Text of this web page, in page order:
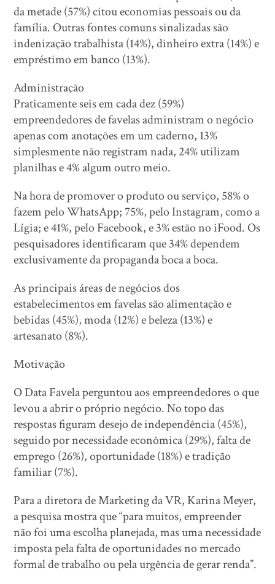
da metade (57%) citou economias pessoais ou da
família. Outras fontes comuns sinalizadas são
indenização trabalhista (14%), dinheiro extra (14%) e
empréstimo em banco (13%).
Administração
Praticamente seis em cada dez (59%)
empreendedores de favelas administram o negócio
apenas com anotações em um caderno, 13%
simplesmente não registram nada, 24% utilizam
planilhas e 4% algum outro meio.
Na hora de promover o produto ou serviço, 58% o
fazem pelo WhatsApp; 75%, pelo Instagram, como a
Lígia; e 41%, pelo Facebook, e 3% estão no iFood. Os
pesquisadores identificaram que 34% dependem
exclusivamente da propaganda boca a boca.
As principais áreas de negócios dos
estabelecimentos em favelas são alimentação e
bebidas (45%), moda (12%) e beleza (13%) e
artesanato (8%).
Motivação
O Data Favela perguntou aos empreendedores o que
levou a abrir o próprio negócio. No topo das
respostas figuram desejo de independência (45%),
seguido por necessidade econômica (29%), falta de
emprego (26%), oportunidade (18%) e tradição
familiar (7%).
Para a diretora de Marketing da VR, Karina Meyer,
a pesquisa mostra que “para muitos, empreender
não foi uma escolha planejada, mas uma necessidade
imposta pela falta de oportunidades no mercado
formal de trabalho ou pela urgência de gerar renda”.